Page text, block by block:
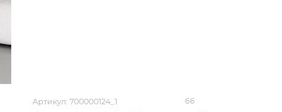
Артикул: 700000124_1 66